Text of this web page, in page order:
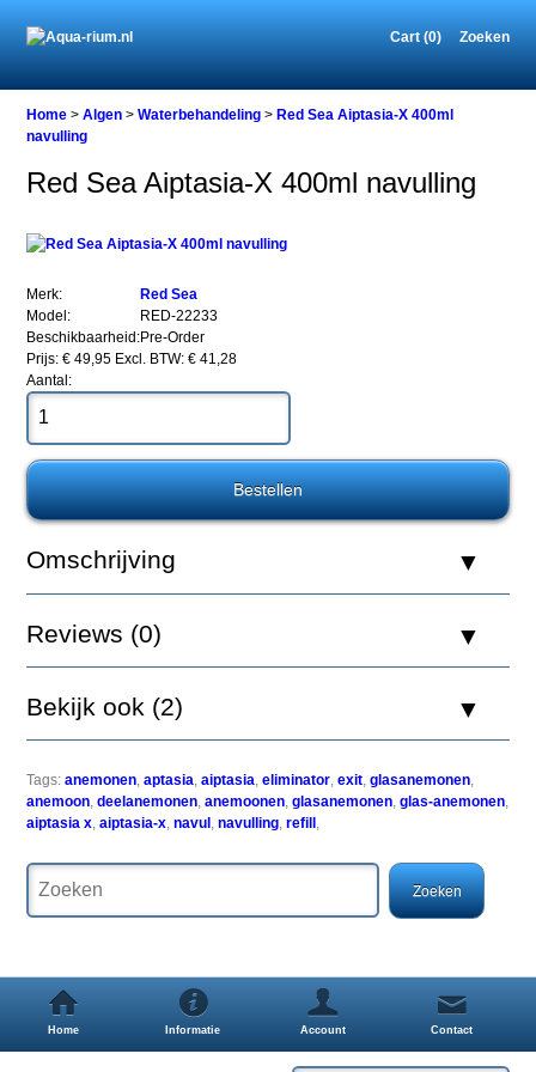
Cart (0) Zoeken
Home
Algen
Red
X
400ml
navulling
Red
Sea
Aiptasia-
400ml
Aiptasia
beschouwd
als
ongedierte
het
zeeaquarium,
koralen
Home >Algen >Waterbehandeling >Red Sea Aiptasia-X 400ml
navulling
Red Sea Aiptasia-X 400ml navulling
Merk:
Red Sea
Model:
RED-22233
Beschikbaarheid:Pre-Order
Prijs: € 49,95 Excl. BTW: € 41,28
Aantal:
Omschrijving
Reviews (0)
Bekijk ook (2)
Tags: anemonen,aptasia,aiptasia,eliminator,exit,glasanemonen,
anemoon,deelanemonen,anemoonen,glasanemonen,glas-anemonen,
aiptasia x,aiptasia-x,navul ,navulling,refill ,
Home Informatie Account Contact